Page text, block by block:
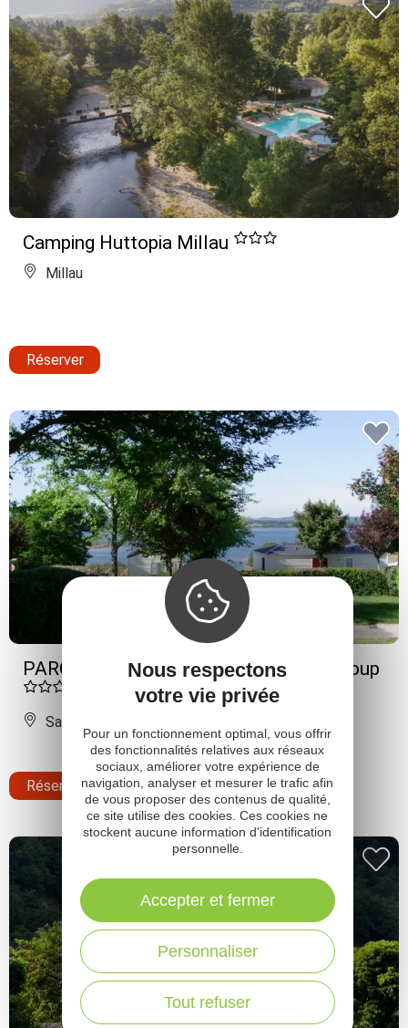
Camping Huttopia Millau
Millau
Réserver
PARC DU CHAROUZECH - Lac de Pareloup
Salles-Curan
Réserver
Nous respectons
votre vie privée
Pour un fonctionnement optimal, vous offrir
des fonctionnalités relatives aux réseaux
sociaux, améliorer votre expérience de
navigation, analyser et mesurer le trafic afin
de vous proposer des contenus de qualité,
ce site utilise des cookies. Ces cookies ne
stockent aucune information d'identification
personnelle.
Tout refuser
Personnaliser
Accepter et fermer